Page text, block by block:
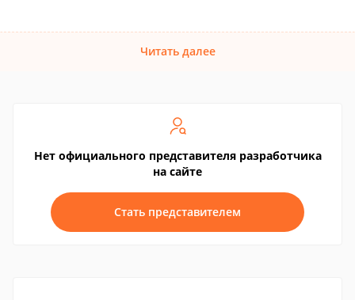
Читать далее
Нет официального представителя разработчика
на сайте
Стать представителем